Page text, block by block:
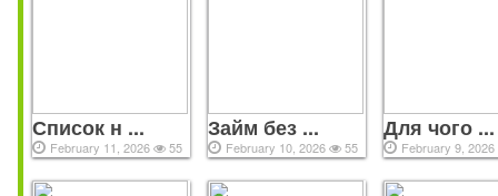
Список н ...
February 11, 2026 55
Займ без ...
February 10, 2026 55
Для чого ...
February 9, 2026